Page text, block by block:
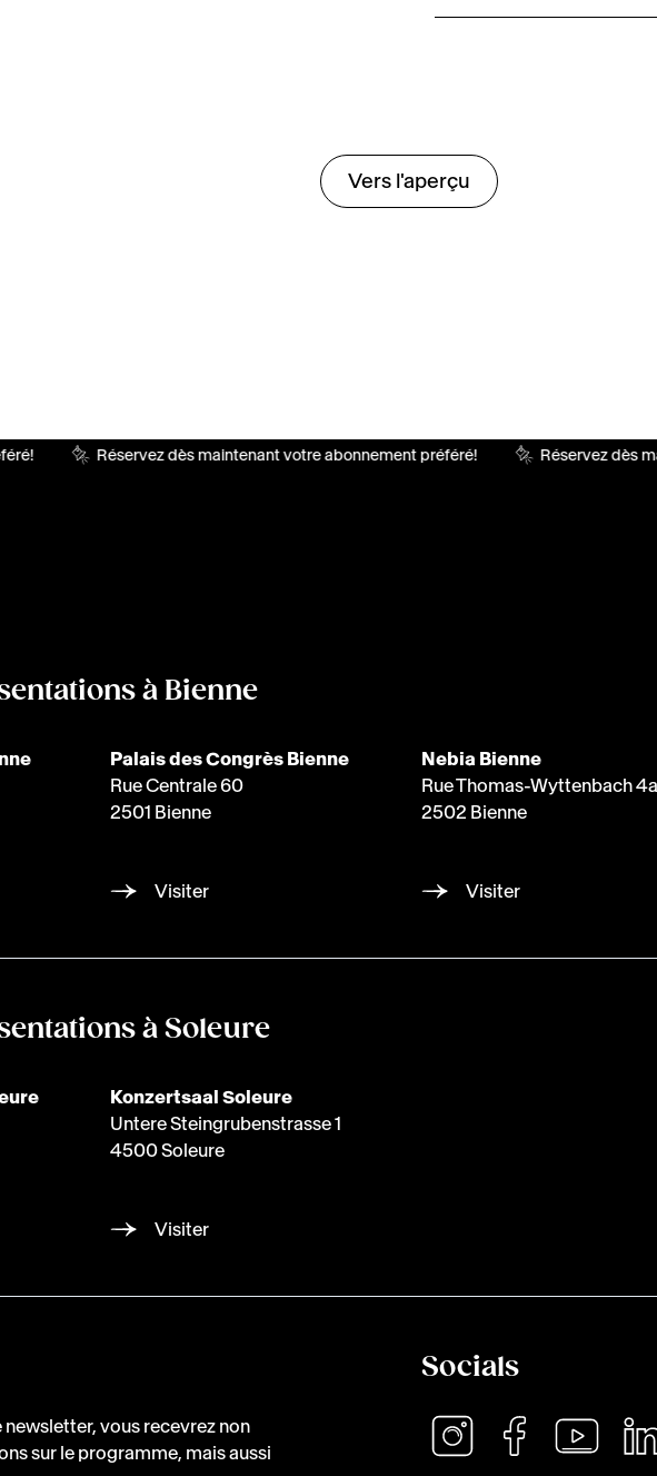
Vers l'aperçu
Réservez dès maintenant votre abonnement préféré! Réservez dès
à Bienne
Palais des Congrès Bienne
Rue Centrale 60
2501 Bienne
Visiter
Nebia Bienne
Rue Thomas-Wyttenbach 4a
2502 Bienne
Visiter
à Soleure
Konzertsaal Soleure
Untere Steingrubenstrasse 1
4500 Soleure
Visiter
newsletter, vous recevrez non
sur le programme, mais aussi
Socials